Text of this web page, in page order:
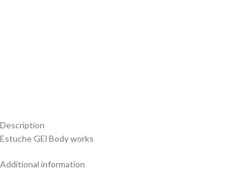
Description
Estuche GEl Body works
Additional information